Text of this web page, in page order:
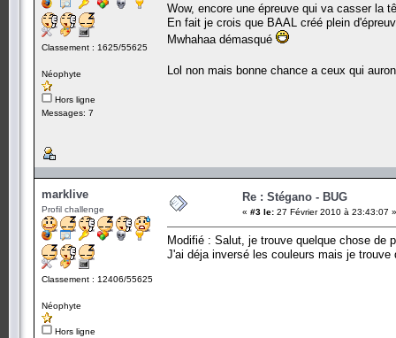
Classement : 1625/55625
Néophyte
Hors ligne
Messages: 7
Wow, encore une épreuve qui va casser la
En fait je crois que BAAL créé plein
Mwhahaa démasqué
Lol non mais bonne chance a ceux qui
marklive
Profil challenge
Classement : 12406/55625
Néophyte
Hors ligne
Re : Stégano - BUG
« #3 le: 27 Février 2010 à 23:43:07 »
Modifié : Salut, je trouve quelque chose de
J'ai déja inversé les couleurs mais je